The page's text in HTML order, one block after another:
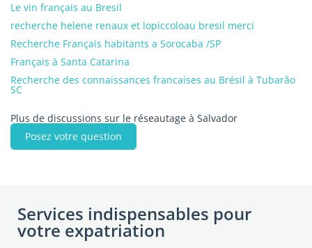
Le vin français au Bresil
recherche helene renaux et lopiccoloau bresil merci
Recherche Français habitants a Sorocaba /SP
Français à Santa Catarina
Recherche des connaissances francaises au Brésil à Tubarão
SC
Plus de discussions sur le réseautage à Salvador
Posez votre question
Services indispensables pour
votre expatriation